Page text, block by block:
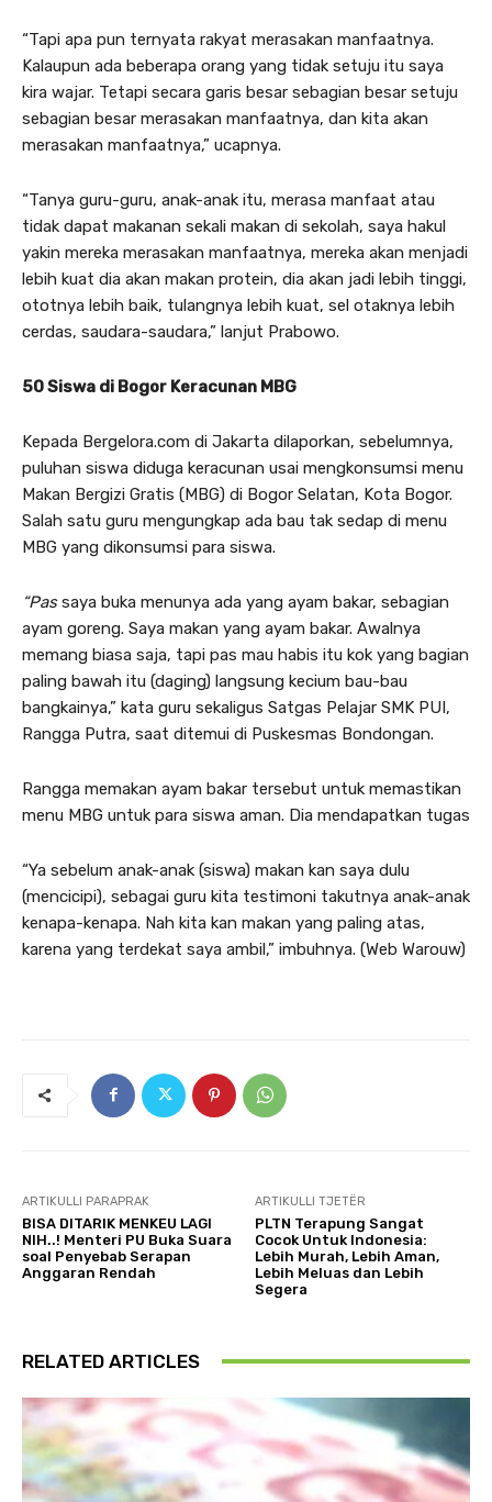
“Tapi apa pun ternyata rakyat merasakan manfaatnya.
Kalaupun ada beberapa orang yang tidak setuju itu saya
kira wajar. Tetapi secara garis besar sebagian besar setuju
sebagian besar merasakan manfaatnya, dan kita akan
merasakan manfaatnya,” ucapnya.
“Tanya guru-guru, anak-anak itu, merasa manfaat atau
tidak dapat makanan sekali makan di sekolah, saya hakul
yakin mereka merasakan manfaatnya, mereka akan menjadi
lebih kuat dia akan makan protein, dia akan jadi lebih tinggi,
ototnya lebih baik, tulangnya lebih kuat, sel otaknya lebih
cerdas, saudara-saudara,” lanjut Prabowo.
50 Siswa di Bogor Keracunan MBG
Kepada Bergelora.com di Jakarta dilaporkan, sebelumnya,
puluhan siswa diduga keracunan usai mengkonsumsi menu
Makan Bergizi Gratis (MBG) di Bogor Selatan, Kota Bogor.
Salah satu guru mengungkap ada bau tak sedap di menu
MBG yang dikonsumsi para siswa.
“Passaya buka menunya ada yang ayam bakar, sebagian
ayam goreng. Saya makan yang ayam bakar. Awalnya
memang biasa saja, tapi pas mau habis itu kok yang bagian
paling bawah itu (daging) langsung kecium bau-bau
bangkainya,” kata guru sekaligus Satgas Pelajar SMK PUI,
Rangga Putra, saat ditemui di Puskesmas Bondongan.
Rangga memakan ayam bakar tersebut untuk memastikan
menu MBG untuk para siswa aman. Dia mendapatkan tugas
“Ya sebelum anak-anak (siswa) makan kan saya dulu
(mencicipi), sebagai guru kita testimoni takutnya anak-anak
kenapa-kenapa. Nah kita kan makan yang paling atas,
karena yang terdekat saya ambil,” imbuhnya. (Web Warouw)
ARTIKULLI PARAPRAK
BISA DITARIK MENKEU LAGI
NIH..! Menteri PU Buka Suara
soal Penyebab Serapan
Anggaran Rendah
ARTIKULLI TJETËR
PLTN Terapung Sangat
Cocok Untuk Indonesia:
Lebih Murah, Lebih Aman,
Lebih Meluas dan Lebih
Segera
RELATED ARTICLES